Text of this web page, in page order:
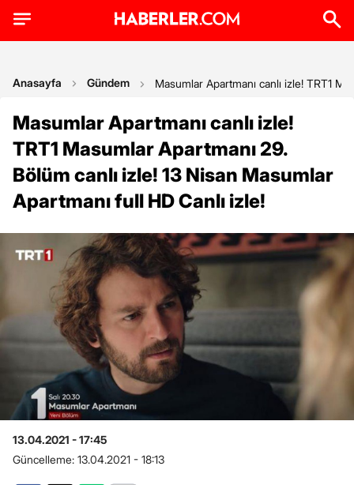
Anasayfa Gündem Masumlar Apartmanı canlı izle! TRT1
Masumlar Apartmanı canlı izle!
TRT1 Masumlar Apartmanı 29.
Bölüm canlı izle! 13 Nisan Masumlar
Apartmanı full HD Canlı izle!
13.04.2021 - 17:45
Güncelleme: 13.04.2021 - 18:13